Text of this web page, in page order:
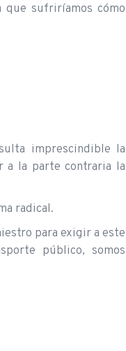
que sufriríamos cómo
imprescindible la
a la parte contraria la
radical.
para exigir a este
público, somos